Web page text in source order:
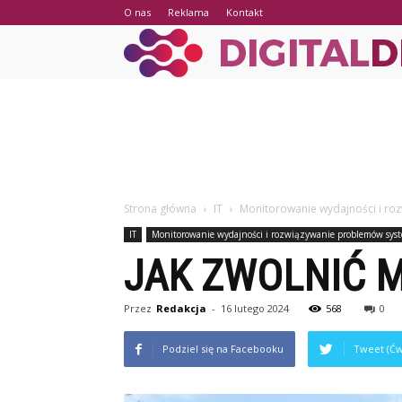
O nas Reklama Kontakt
Strona główna IT Monitorowanie wydajności i
IT Monitorowanie wydajności i rozwiązywanie problemów
JAK ZWOLNIĆ
Przez Redakcja - 16 lutego 2024 568 0
Podziel się na Facebooku Tweet